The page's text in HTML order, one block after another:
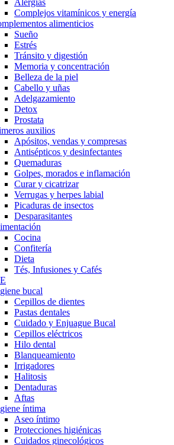
Alergias
Complejos vitamínicos y energía
alimenticios
Sueño
Estrés
Tránsito y digestión
Memoria y concentración
Belleza de la piel
Cabello y uñas
Adelgazamiento
Detox
Prostata
auxilios
Apósitos, vendas y compresas
Antisépticos y desinfectantes
Quemaduras
Golpes, morados e inflamación
Curar y cicatrizar
Verrugas y herpes labial
Picaduras de insectos
Desparasitantes
Cocina
Confitería
Dieta
Tés, Infusiones y Cafés
bucal
Cepillos de dientes
Pastas dentales
Cuidado y Enjuague Bucal
Cepillos eléctricos
Hilo dental
Blanqueamiento
Irrigadores
Halitosis
Dentaduras
Aftas
íntima
Aseo íntimo
Protecciones higiénicas
Cuidados ginecológicos